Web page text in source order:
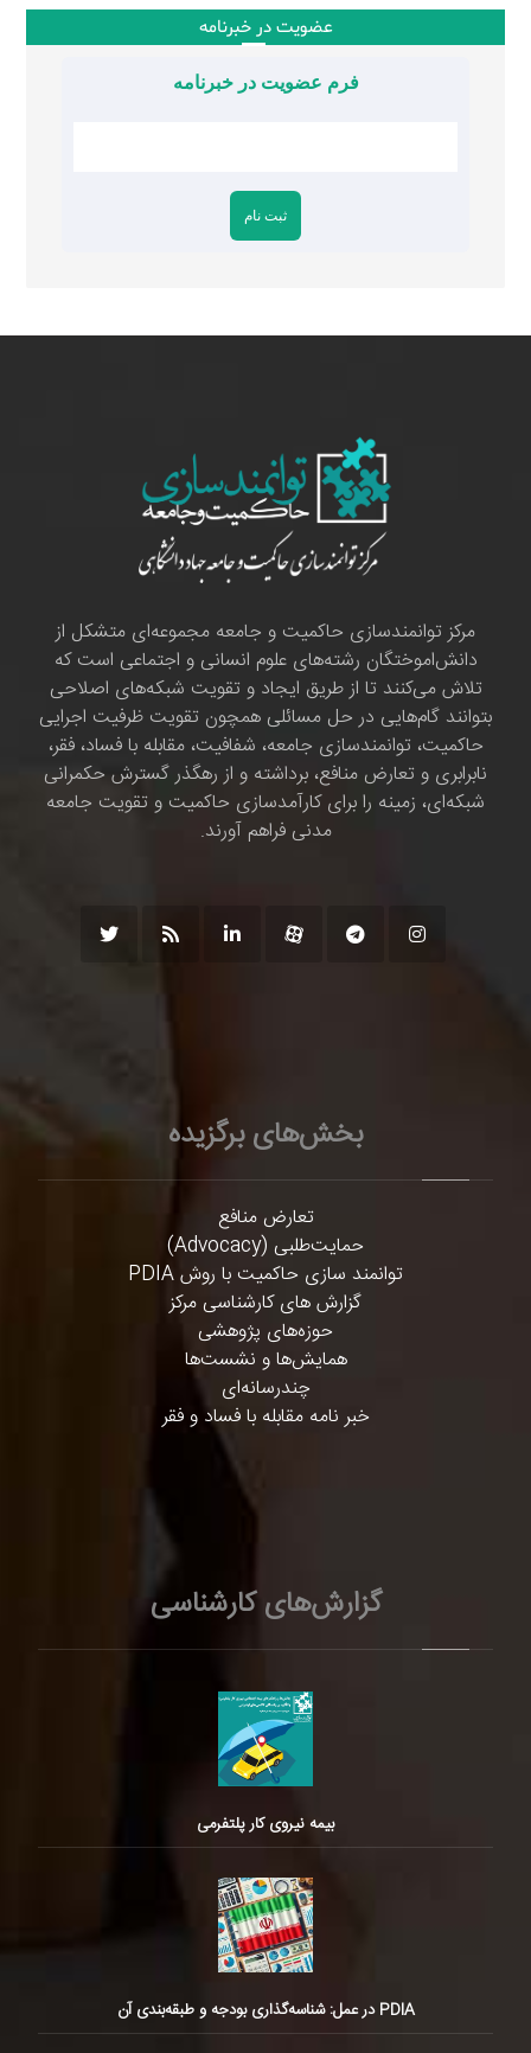
عضویت در خبرنامه
فرم عضویت در خبرنامه
مرکز توانمندسازی حاکمیت و جامعه مجموعه‌ای متشکل از
دانش‌اموختگان رشته‌های علوم انسانی و اجتماعی است که
تلاش می‌کنند تا از طریق ایجاد و تقویت شبکه‌های اصلاحی
بتوانند گام‌هایی در حل مسائلی همچون تقویت ظرفیت اجرایی
حاکمیت، توانمندسازی جامعه، شفافیت، مقابله با فساد، فقر،
نابرابری و تعارض منافع، برداشته و از رهگذر گسترش حکمرانی
شبکه‌ای، زمینه را برای کارآمدسازی حاکمیت و تقویت جامعه
مدنی فراهم آورند.
بخش‌های برگزیده
تعارض منافع
حمایت‌طلبی (Advocacy)
توانمند سازی حاکمیت با روش PDIA
گزارش های کارشناسی مرکز
حوزه‌های پژوهشی
همایش‌ها و نشست‌ها
چندرسانه‌ای
خبر نامه مقابله با فساد و فقر
گزارش‌های کارشناسی
بیمه نیروی کار پلتفرمی
PDIA در عمل: شناسه‌گذاری بودجه و طبقه‌بندی آن